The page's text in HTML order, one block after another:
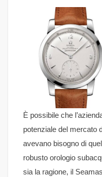
È possibile che
potenziale del mercato
avevano bisogno di
robusto orologio
sia la ragione, il